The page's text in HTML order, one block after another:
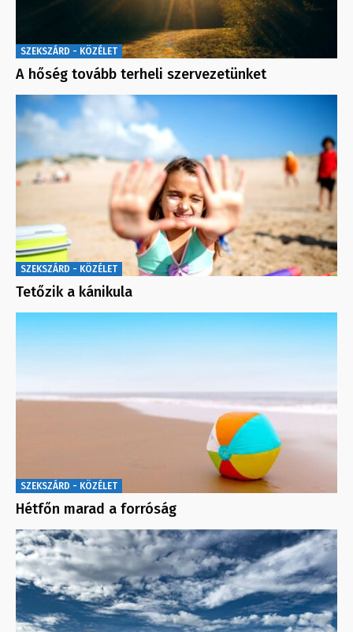
SZEKSZÁRD - KÖZÉLET
A hőség tovább terheli szervezetünket
SZEKSZÁRD - KÖZÉLET
Tetőzik a kánikula
SZEKSZÁRD - KÖZÉLET
Hétfőn marad a forróság